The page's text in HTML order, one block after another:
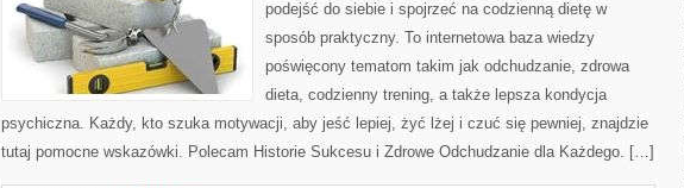
podejść do siebie i spojrzeć na codzienną dietę w
sposób praktyczny. To internetowa baza wiedzy
poświęcony tematom takim jak odchudzanie, zdrowa
dieta, codzienny trening, a także lepsza kondycja
psychiczna. Każdy, kto szuka motywacji, aby jeść lepiej, żyć lżej i czuć się pewniej, znajdzie
tutaj pomocne wskazówki. Polecam Historie Sukcesu i Zdrowe Odchudzanie dla Każdego. […]